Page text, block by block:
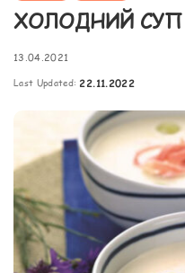
ХОЛОДНИЙ СУП
13.04.2021
Last Updated: 22.11.2022